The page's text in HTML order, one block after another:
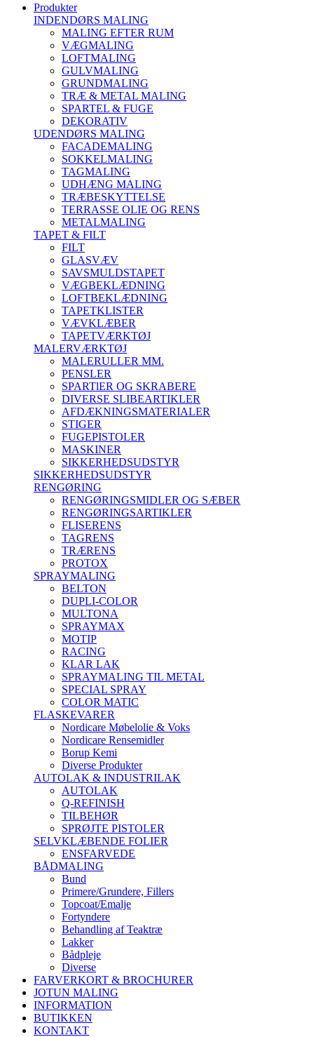
Produkter
INDENDØRS MALING
MALING EFTER RUM
VÆGMALING
LOFTMALING
GULVMALING
GRUNDMALING
TRÆ & METAL MALING
SPARTEL & FUGE
DEKORATIV
UDENDØRS MALING
FACADEMALING
SOKKELMALING
TAGMALING
UDHÆNG MALING
TRÆBESKYTTELSE
TERRASSE OLIE OG RENS
METALMALING
TAPET & FILT
FILT
GLASVÆV
SAVSMULDSTAPET
VÆGBEKLÆDNING
LOFTBEKLÆDNING
TAPETKLISTER
VÆVKLÆBER
TAPETVÆRKTØJ
MALERVÆRKTØJ
MALERULLER MM.
PENSLER
SPARTlER OG SKRABERE
DIVERSE SLIBEARTIKLER
AFDÆKNINGSMATERIALER
STIGER
FUGEPISTOLER
MASKINER
SIKKERHEDSUDSTYR
SIKKERHEDSUDSTYR
RENGØRING
RENGØRINGSMIDLER OG SÆBER
RENGØRINGSARTIKLER
FLISERENS
TAGRENS
TRÆRENS
PROTOX
SPRAYMALING
BELTON
DUPLI-COLOR
MULTONA
SPRAYMAX
MOTIP
RACING
KLAR LAK
SPRAYMALING TIL METAL
SPECIAL SPRAY
COLOR MATIC
FLASKEVARER
Nordicare Møbelolie & Voks
Nordicare Rensemidler
Borup Kemi
Diverse Produkter
AUTOLAK & INDUSTRILAK
AUTOLAK
Q-REFINISH
TILBEHØR
SPRØJTE PISTOLER
SELVKLÆBENDE FOLIER
ENSFARVEDE
BÅDMALING
Bund
Primere/Grundere, Fillers
Topcoat/Emalje
Fortyndere
Behandling af Teaktræ
Lakker
Bådpleje
Diverse
FARVERKORT & BROCHURER
JOTUN MALING
INFORMATION
BUTIKKEN
KONTAKT